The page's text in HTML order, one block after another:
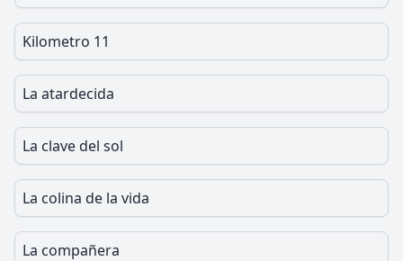
Kilometro 11
La atardecida
La clave del sol
La colina de la vida
La compañera